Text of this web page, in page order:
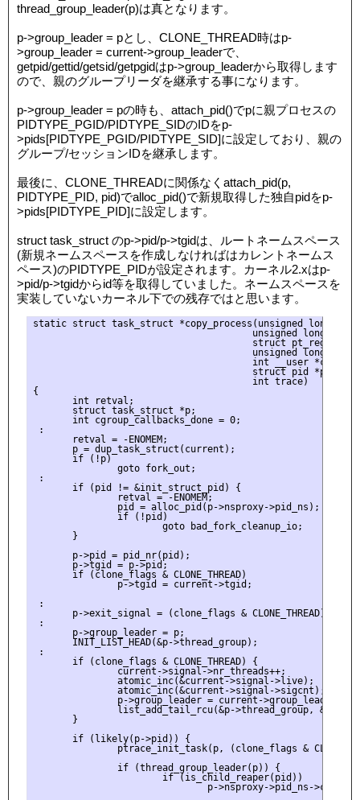
thread_group_leader(p)は真となります。
p->group_leader = pとし、CLONE_THREAD時はp-
>group_leader = current->group_leaderで、
getpid/gettid/getsid/getpgidはp->group_leaderから取得します
ので、親のグループリーダを継承する事になります。
p->group_leader = pの時も、attach_pid()でpに親プロセスの
PIDTYPE_PGID/PIDTYPE_SIDのIDをp-
>pids[PIDTYPE_PGID/PIDTYPE_SID]に設定しており、親の
グループ/セッションIDを継承します。
最後に、CLONE_THREADに関係なくattach_pid(p,
PIDTYPE_PID, pid)でalloc_pid()で新規取得した独自pidをp-
>pids[PIDTYPE_PID]に設定します。
struct task_struct のp->pid/p->tgidは、ルートネームスペース
(新規ネームスペースを作成しなければはカレントネームス
ペース)のPIDTYPE_PIDが設定されます。カーネル2.xはp-
>pid/p->tgidからid等を取得していました。ネームスペースを
実装していないカーネル下での残存ではと思います。
static struct task_struct *copy_process(unsigned long
unsigned long
struct pt_regs
unsigned long
int __user
                                       struct pid *pid,
                                       int trace)
{
       int retval;
       struct task_struct *p;
       int cgroup_callbacks_done = 0;
:
       retval = -ENOMEM;
       p = dup_task_struct(current);
       if (!p)
               goto fork_out;
:
       if (pid != &init_struct_pid) {
               retval = -ENOMEM;
               pid = alloc_pid(p->nsproxy->pid_ns);
               if (!pid)
                       goto bad_fork_cleanup_io;
       }
       p->pid = pid_nr(pid);
       p->tgid = p->pid;
       if (clone_flags & CLONE_THREAD)
               p->tgid = current->tgid;
:
p->exit_signal = (clone_flags & CLONE_THREAD) ? -1
:
       p->group_leader = p;
       INIT_LIST_HEAD(&p->thread_group);
:
       if (clone_flags & CLONE_THREAD) {
               current->signal->nr_threads++;
               atomic_inc(&current->signal->live);
               atomic_inc(&current->signal->sigcnt);
               p->group_leader = current->group_leader;
list_add_tail_rcu(&p->thread_group, &p-
       }
       if (likely(p->pid)) {
ptrace_init_task(p, (clone_flags &
               if (thread_group_leader(p)) {
                       if (is_child_reaper(pid))
p->nsproxy->pid_ns-